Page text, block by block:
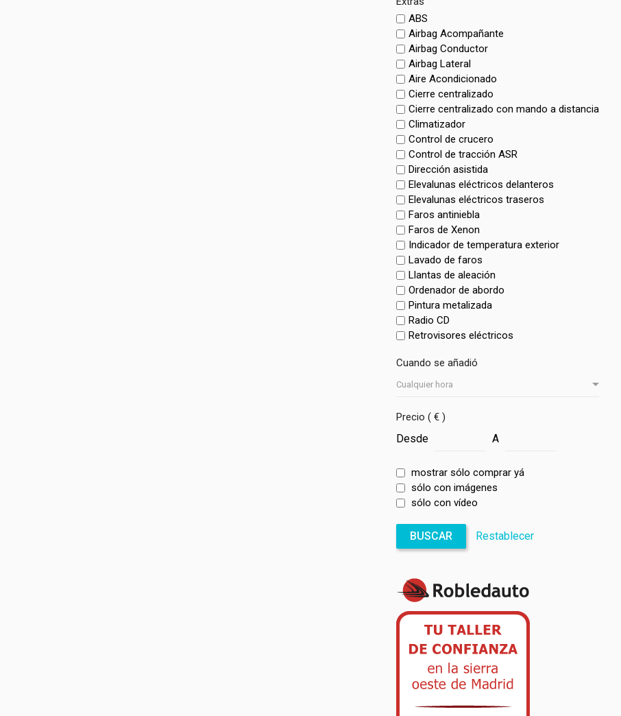
ABS
Airbag Acompañante
Airbag Conductor
Airbag Lateral
Aire Acondicionado
Cierre centralizado
Cierre centralizado con mando a distancia
Climatizador
Control de crucero
Control de tracción ASR
Dirección asistida
Elevalunas eléctricos delanteros
Elevalunas eléctricos traseros
Faros antiniebla
Faros de Xenon
Indicador de temperatura exterior
Lavado de faros
Llantas de aleación
Ordenador de abordo
Pintura metalizada
Radio CD
Retrovisores eléctricos
Cuando se añadió
Precio ( € )
Desde A
mostrar sólo comprar yá
sólo con imágenes
sólo con vídeo
BUSCAR Restablecer